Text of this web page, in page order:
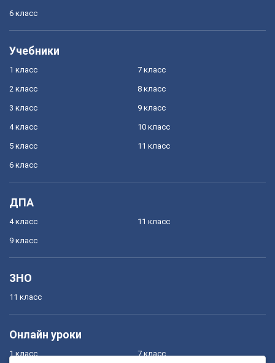
6 класс
Учебники
1 класс
2 класс
3 класс
4 класс
5 класс
6 класс
7 класс
8 класс
9 класс
10 класс
11 класс
ДПА
4 класс
9 класс
11 класс
ЗНО
11 класс
Онлайн уроки
1 класс 7 класс